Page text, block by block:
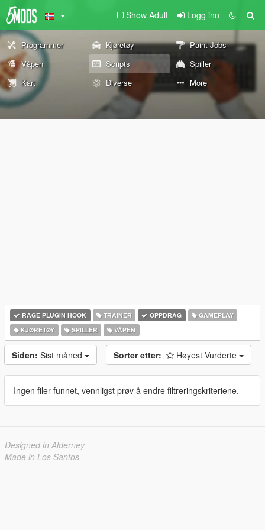
Show Adult Logg inn
Programmer Kjøretøy
Paint Jobs
Våpen
Scripts
Spiller
Kart
Diverse More
RAGE PLUGIN HOOK TRAINER OPPDRAG
GAMEPLAY
KJØRETØY
SPILLER VÅPEN
Siden: Sist måned Sorter etter: Høyest Vurderte
Ingen filer funnet, vennligst prøv å endre filtreringskriteriene.
Designed in Alderney
Made in Los Santos